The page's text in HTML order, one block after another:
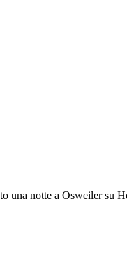
una notte a Osweiler su